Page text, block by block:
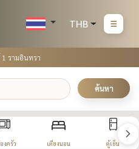
THB
รามอินทรา
ค้นหา
งครัว เตียงนอน ตู้เย็น